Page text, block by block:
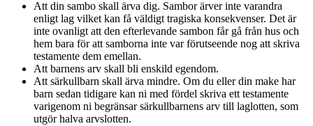
Att din sambo skall ärva dig. Sambor ärver inte varandra
enligt lag vilket kan få väldigt tragiska konsekvenser. Det är
inte ovanligt att den efterlevande sambon får gå från hus och
hem bara för att samborna inte var förutseende nog att skriva
testamente dem emellan.
Att barnens arv skall bli enskild egendom.
Att särkullbarn skall ärva mindre. Om du eller din make har
barn sedan tidigare kan ni med fördel skriva ett testamente
varigenom ni begränsar särkullbarnens arv till laglotten, som
utgör halva arvslotten.